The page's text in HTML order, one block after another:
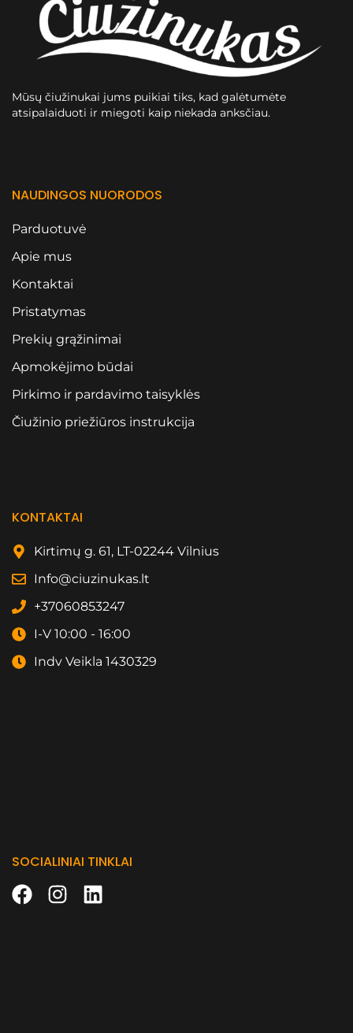
Mūsų čiužinukai jums puikiai tiks, kad galėtumėte
atsipalaiduoti ir miegoti kaip niekada anksčiau.
NAUDINGOS NUORODOS
Parduotuvė
Apie mus
Kontaktai
Pristatymas
Prekių grąžinimai
Apmokėjimo būdai
Pirkimo ir pardavimo taisyklės
Čiužinio priežiūros instrukcija
KONTAKTAI
Kirtimų g. 61, LT-02244 Vilnius
Info@ciuzinukas.lt
+37060853247
I-V 10:00 - 16:00
Indv Veikla 1430329
SOCIALINIAI TINKLAI